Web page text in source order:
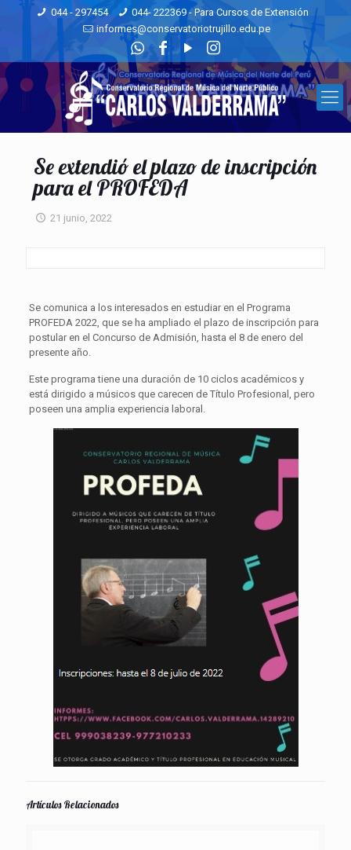
044 - 297454
044- 222369 - Para Cursos de Extensión
informes@conservatoriotrujillo.edu.pe
Se extendió el plazo de inscripción
para el PROFEDA
21 junio, 2022
Se comunica a los interesados en estudiar en el Programa
PROFEDA 2022, que se ha ampliado el plazo de inscripción para
postular en el Concurso de Admisión, hasta el 8 de enero del
presente año.
Este programa tiene una duración de 10 ciclos académicos y
está dirigido a músicos que carecen de Título Profesional, pero
poseen una amplia experiencia laboral.
Artículos Relacionados